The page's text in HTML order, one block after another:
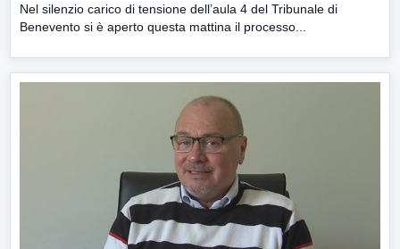
Nel silenzio carico di tensione dell’aula 4 del Tribunale di
Benevento si è aperto questa mattina il processo...